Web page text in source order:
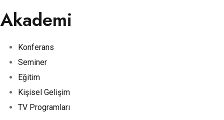
Akademi
Konferans
Seminer
Eğitim
Kişisel Gelişim
TV Programları